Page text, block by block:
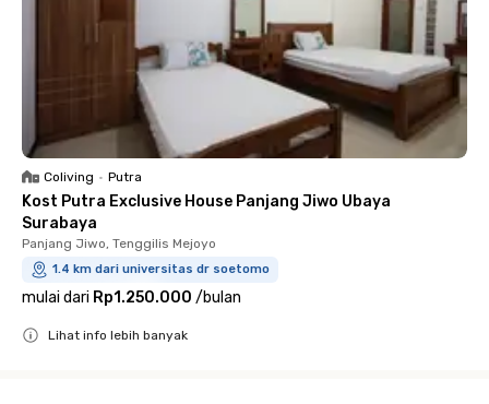
Coliving • Putra
Kost Putra Exclusive House Panjang Jiwo Ubaya
Surabaya
Panjang Jiwo, Tenggilis Mejoyo
1.4 km dari universitas dr soetomo
mulai dari Rp1.250.000 /bulan
Lihat info lebih banyak